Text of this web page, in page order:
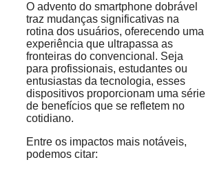
O advento do smartphone dobrável
traz mudanças significativas na
rotina dos usuários, oferecendo uma
experiência que ultrapassa as
fronteiras do convencional. Seja
para profissionais, estudantes ou
entusiastas da tecnologia, esses
dispositivos proporcionam uma série
de benefícios que se refletem no
cotidiano.
Entre os impactos mais notáveis,
podemos citar: